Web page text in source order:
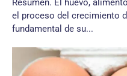
Resumen. El huevo,
el proceso del crecimiento
fundamental de su...